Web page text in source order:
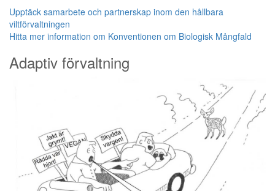
Upptäck samarbete och partnerskap inom den hållbara
viltförvaltningen
Hitta mer information om Konventionen om Biologisk Mångfald
Adaptiv förvaltning